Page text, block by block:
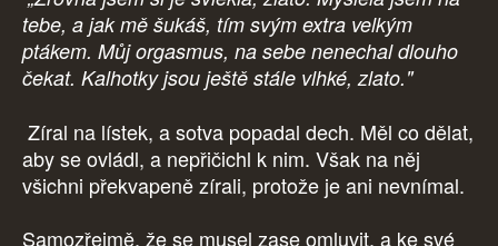
tebe, a jak mě šukáš, tím svým extra velkým
ptákem. Můj orgasmus, na sebe nenechal dlouho
čekat. Kalhotky jsou ještě stále vlhké, zlato."
Zíral na lístek, a sotva popadal dech. Měl co dělat,
aby se ovládl, a nepřičichl k nim. Však na něj
všichni překvapeně zírali, protože je ani nevnímal.
Samozřejmě, že se musel zase omluvit, a ke své